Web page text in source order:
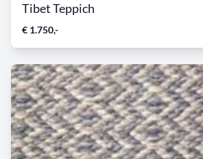
Tibet Teppich
€ 1.750,-